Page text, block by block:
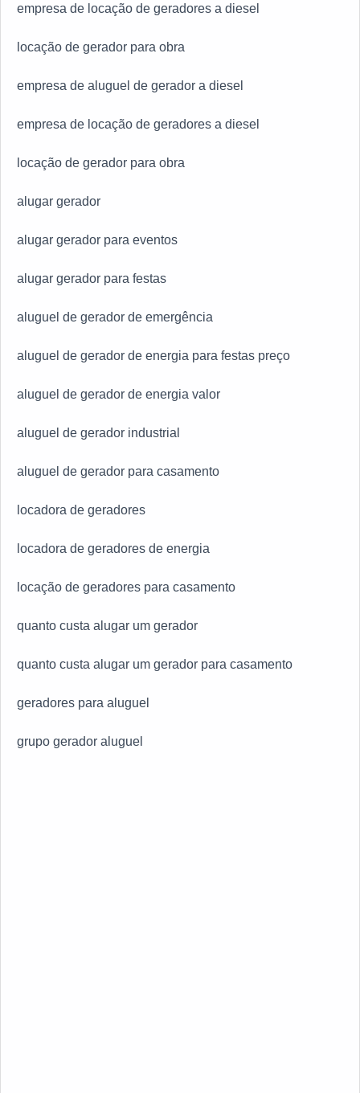
empresa de locação de geradores a diesel
locação de gerador para obra
empresa de aluguel de gerador a diesel
empresa de locação de geradores a diesel
locação de gerador para obra
alugar gerador
alugar gerador para eventos
alugar gerador para festas
aluguel de gerador de emergência
aluguel de gerador de energia para festas preço
aluguel de gerador de energia valor
aluguel de gerador industrial
aluguel de gerador para casamento
locadora de geradores
locadora de geradores de energia
locação de geradores para casamento
quanto custa alugar um gerador
quanto custa alugar um gerador para casamento
geradores para aluguel
grupo gerador aluguel